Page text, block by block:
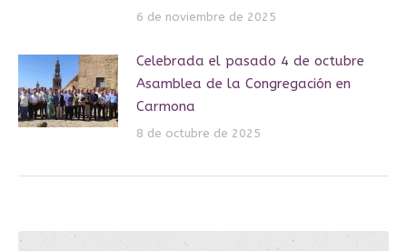
6 de noviembre de 2025
Celebrada el pasado 4 de octubre
Asamblea de la Congregación en
Carmona
8 de octubre de 2025